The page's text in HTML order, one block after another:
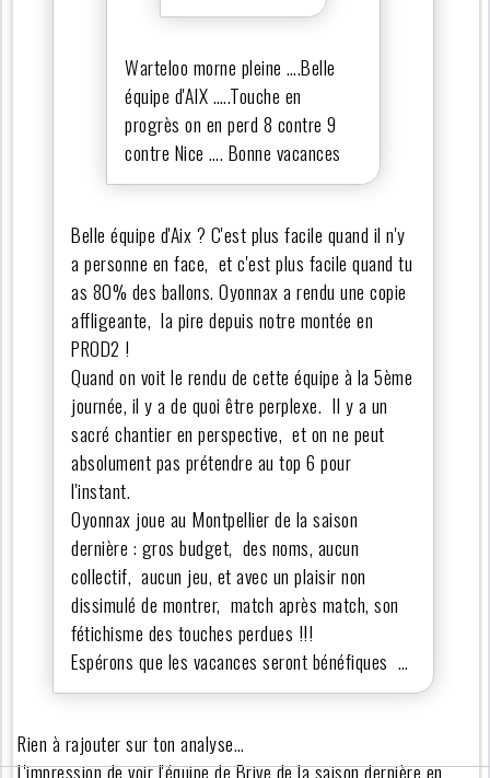
Warteloo morne pleine ….Belle
équipe d'AIX …..Touche en
progrès on en perd 8 contre 9
contre Nice …. Bonne vacances
Belle équipe d'Aix ? C'est plus facile quand il n'y
a personne en face, et c'est plus facile quand tu
as 80% des ballons. Oyonnax a rendu une copie
affligeante, la pire depuis notre montée en
PROD2 !
Quand on voit le rendu de cette équipe à la 5ème
journée, il y a de quoi être perplexe. Il y a un
sacré chantier en perspective, et on ne peut
absolument pas prétendre au top 6 pour
l'instant.
Oyonnax joue au Montpellier de la saison
dernière : gros budget, des noms, aucun
collectif, aucun jeu, et avec un plaisir non
dissimulé de montrer, match après match, son
fétichisme des touches perdues !!!
Espérons que les vacances seront bénéfiques …
Rien à rajouter sur ton analyse…
L'impression de voir l'équipe de Brive de la saison dernière en